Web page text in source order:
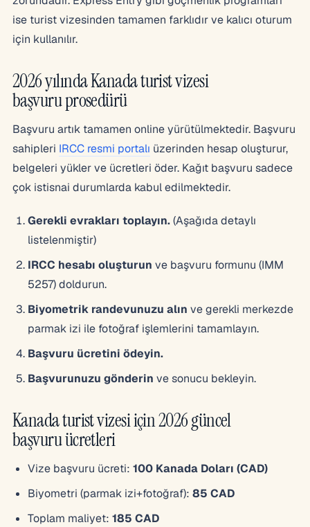
ise turist vizesinden tamamen farklıdır ve kalıcı oturum
için kullanılır.
2026 yılında Kanada turist vizesi
başvuru prosedürü
Başvuru artık tamamen online yürütülmektedir. Başvuru
sahipleri IRCC resmi portalı üzerinden hesap oluşturur,
belgeleri yükler ve ücretleri öder. Kağıt başvuru sadece
çok istisnai durumlarda kabul edilmektedir.
Gerekli evrakları toplayın.(Aşağıda detaylı
listelenmiştir)
IRCC hesabı oluşturun ve başvuru formunu (IMM
5257) doldurun.
Biyometrik randevunuzu alın ve gerekli merkezde
parmak izi ile fotoğraf işlemlerini tamamlayın.
Başvuru ücretini ödeyin.
Başvurunuzu gönderin ve sonucu bekleyin.
Kanada turist vizesi için 2026 güncel
başvuru ücretleri
Vize başvuru ücreti: 100 Kanada Doları (CAD)
Biyometri (parmak izi+fotoğraf): 85 CAD
Toplam maliyet: 185 CAD